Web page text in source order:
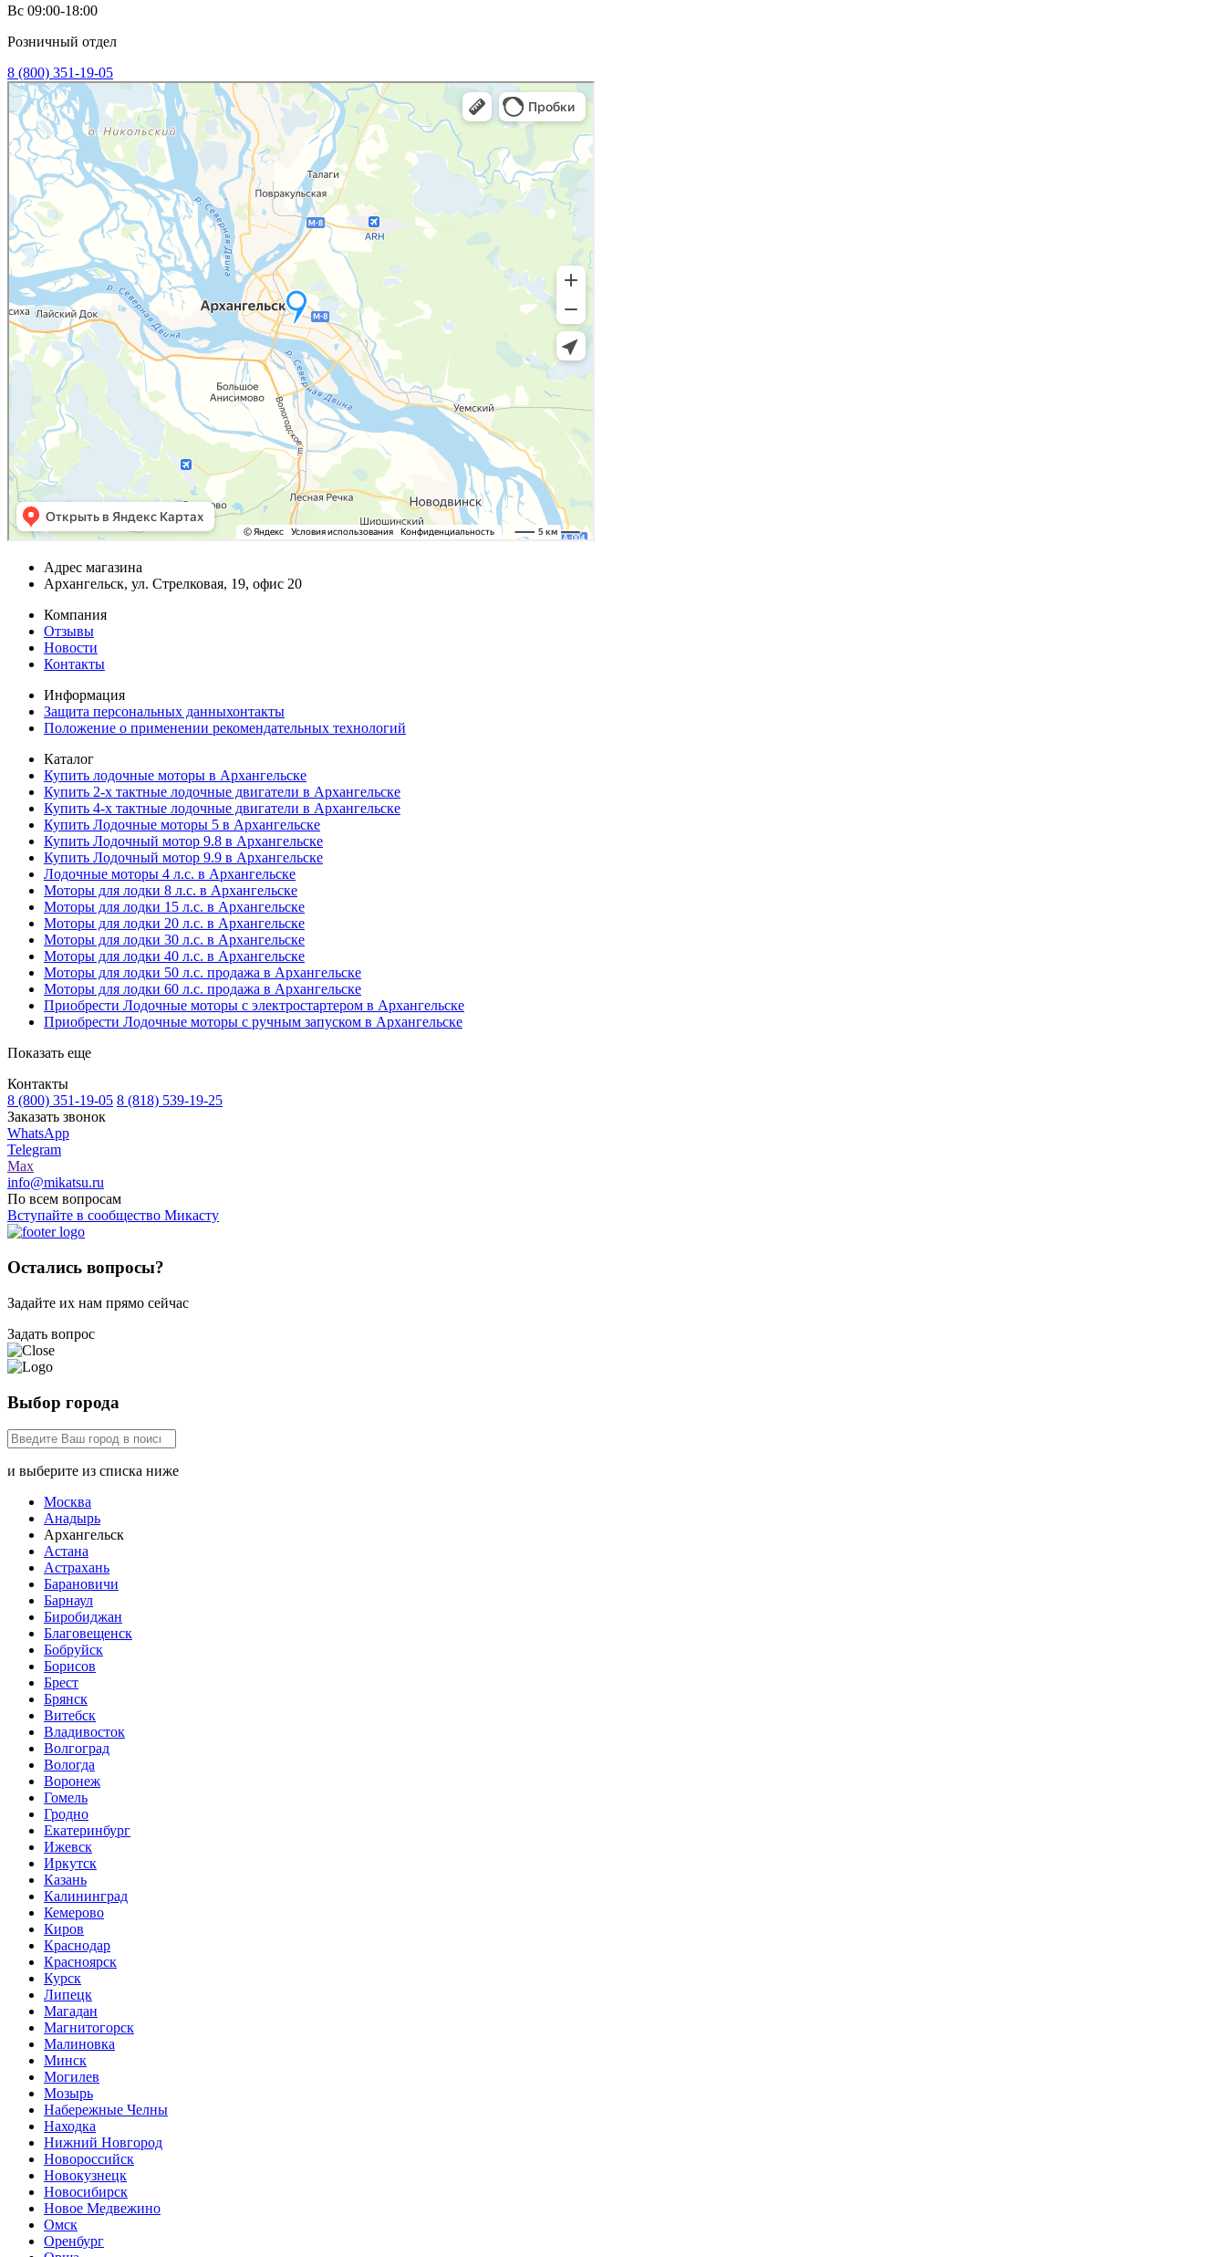
Вс 09:00-18:00
Розничный отдел
8 (800) 351-19-05
Адрес магазина
Архангельск, ул. Стрелковая, 19, офис 20
Компания
Отзывы
Новости
Контакты
Информация
Защита персональных данныхонтакты
Положение о применении рекомендательных технологий
Каталог
Купить лодочные моторы в Архангельске
Купить 2-х тактные лодочные двигатели в Архангельске
Купить 4-х тактные лодочные двигатели в Архангельске
Купить Лодочные моторы 5 в Архангельске
Купить Лодочный мотор 9.8 в Архангельске
Купить Лодочный мотор 9.9 в Архангельске
Лодочные моторы 4 л.с. в Архангельске
Моторы для лодки 8 л.с. в Архангельске
Моторы для лодки 15 л.с. в Архангельске
Моторы для лодки 20 л.с. в Архангельске
Моторы для лодки 30 л.с. в Архангельске
Моторы для лодки 40 л.с. в Архангельске
Моторы для лодки 50 л.с. продажа в Архангельске
Моторы для лодки 60 л.с. продажа в Архангельске
Приобрести Лодочные моторы с электростартером в Архангельске
Приобрести Лодочные моторы с ручным запуском в Архангельске
Показать еще
Контакты
8 (800) 351-19-05 8 (818) 539-19-25
Заказать звонок
WhatsApp
Telegram
Max
info@mikatsu.ru
По всем вопросам
Вступайте в сообщество Микасту
Остались вопросы?
Задайте их нам прямо сейчас
Задать вопрос
Выбор города
и выберите из списка ниже
Москва
Анадырь
Архангельск
Астана
Астрахань
Барановичи
Барнаул
Биробиджан
Благовещенск
Бобруйск
Борисов
Брест
Брянск
Витебск
Владивосток
Волгоград
Вологда
Воронеж
Гомель
Гродно
Екатеринбург
Ижевск
Иркутск
Казань
Калининград
Кемерово
Киров
Краснодар
Красноярск
Курск
Липецк
Магадан
Магнитогорск
Малиновка
Минск
Могилев
Мозырь
Набережные Челны
Находка
Нижний Новгород
Новороссийск
Новокузнецк
Новосибирск
Новое Медвежино
Омск
Оренбург